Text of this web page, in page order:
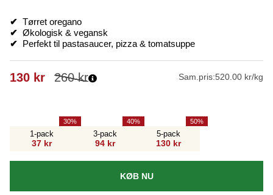
✔ Tørret oregano
✔ Økologisk & vegansk
✔ Perfekt til pastasaucer, pizza & tomatsuppe
260kr
130 kr Sam.pris:520.00 kr/kg
1-pack
37 kr
30
3-pack
94 kr
40
5-pack
130 kr
50
KØB NU